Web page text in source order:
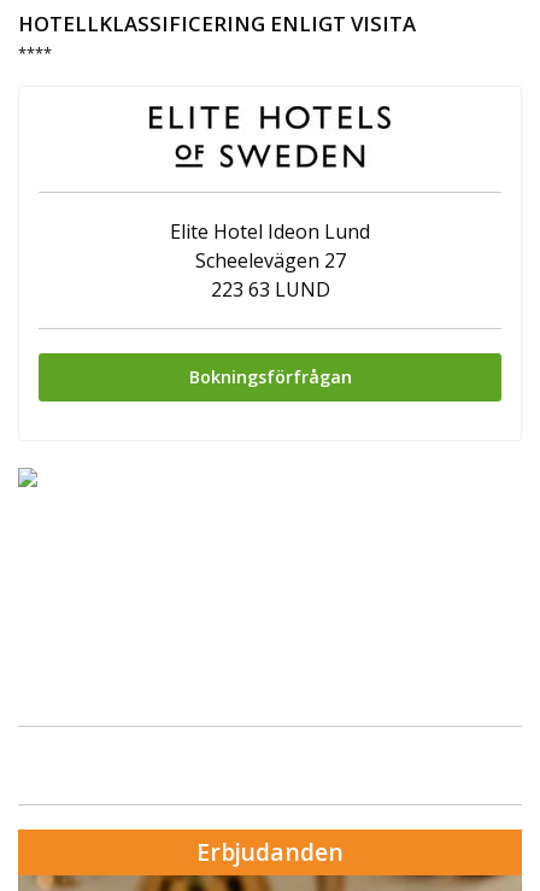
HOTELLKLASSIFICERING ENLIGT VISITA
****
Elite Hotel Ideon Lund
Scheelevägen 27
223 63 LUND
Bokningsförfrågan
Erbjudanden